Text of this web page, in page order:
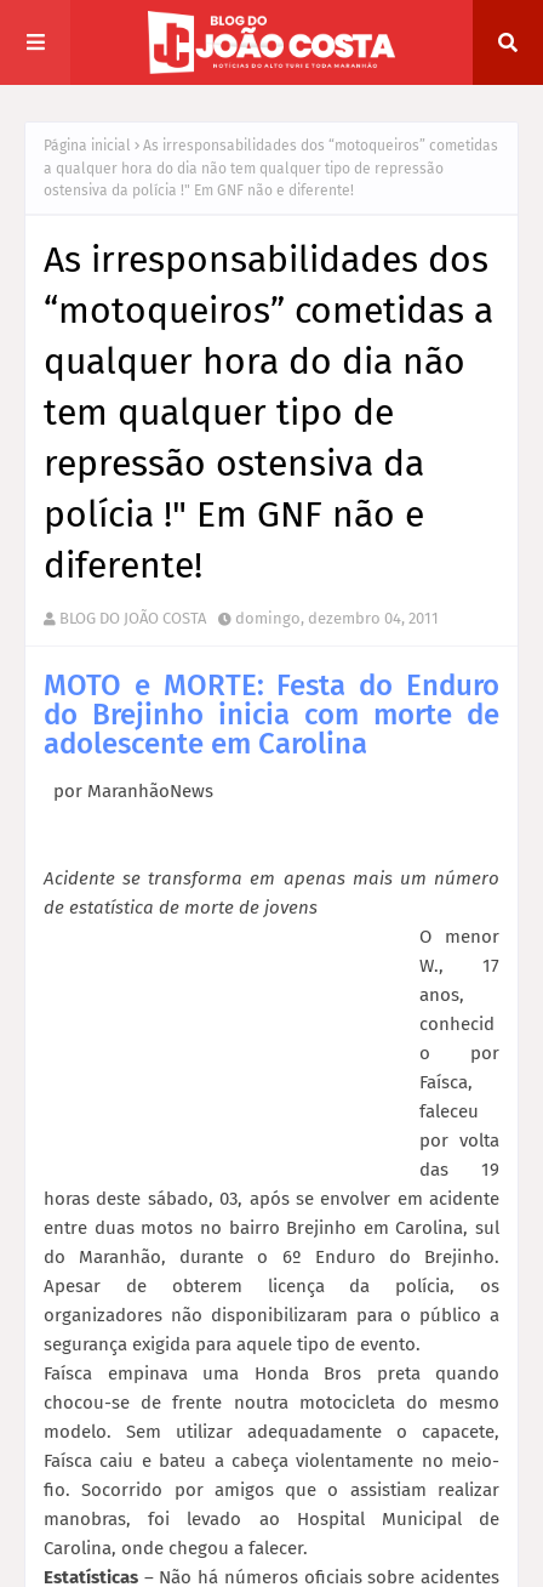
Página inicial
As irresponsabilidades dos “motoqueiros” cometidas
a qualquer hora do dia não tem qualquer tipo de repressão
ostensiva da polícia !" Em GNF não e diferente!
As irresponsabilidades dos
“motoqueiros” cometidas a
qualquer hora do dia não
tem qualquer tipo de
repressão ostensiva da
polícia !" Em GNF não e
diferente!
BLOG DO JOÃO COSTA domingo, dezembro 04, 2011
MOTO e MORTE: Festa do Enduro
do Brejinho inicia com morte de
adolescente em Carolina
por MaranhãoNews
Acidente se transforma em apenas mais um número
de estatística de morte de jovens
O menor
W., 17
anos,
conhecid
o por
Faísca,
faleceu
por volta
das 19
horas deste sábado, 03, após se envolver em acidente
entre duas motos no bairro Brejinho em Carolina, sul
do Maranhão, durante o 6º Enduro do Brejinho.
Apesar de obterem licença da polícia, os
organizadores não disponibilizaram para o público a
segurança exigida para aquele tipo de evento.
Faísca empinava uma Honda Bros preta quando
chocou-se de frente noutra motocicleta do mesmo
modelo. Sem utilizar adequadamente o capacete,
Faísca caiu e bateu a cabeça violentamente no meio-
fio. Socorrido por amigos que o assistiam realizar
manobras, foi levado ao Hospital Municipal de
Carolina, onde chegou a falecer.
Estatísticas – Não há números oficiais sobre acidentes